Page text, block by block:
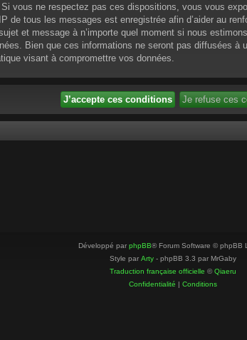
vous ne respectez pas ces dispositions, vous vous
de tous les messages est enregistrée afin d’aider au
et message à n’importe quel moment si nous
Bien que ces informations ne seront pas diffusées
visant à compromettre vos données.
Développé par phpBB® Forum Software © phpBB
Style par Arty - phpBB 3.3 par MrGaby
Traduction française officielle ©Qiaeru
Confidentialité | Conditions